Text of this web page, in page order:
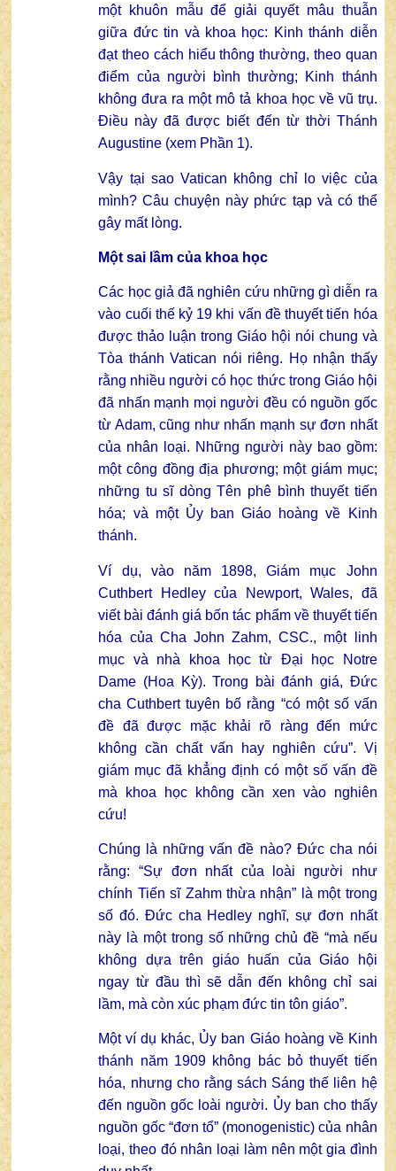
một khuôn mẫu để giải quyết mâu thuẫn
giữa đức tin và khoa học: Kinh thánh diễn
đạt theo cách hiểu thông thường, theo quan
điểm của người bình thường; Kinh thánh
không đưa ra một mô tả khoa học về vũ trụ.
Điều này đã được biết đến từ thời Thánh
Augustine (xem Phần 1).
Vậy tại sao Vatican không chỉ lo việc của
mình? Câu chuyện này phức tạp và có thể
gây mất lòng.
Một sai lầm của khoa học
Các học giả đã nghiên cứu những gì diễn ra
vào cuối thế kỷ 19 khi vấn đề thuyết tiến hóa
được thảo luận trong Giáo hội nói chung và
Tòa thánh Vatican nói riêng. Họ nhận thấy
rằng nhiều người có học thức trong Giáo hội
đã nhấn mạnh mọi người đều có nguồn gốc
từ Adam, cũng như nhấn mạnh sự đơn nhất
của nhân loại. Những người này bao gồm:
một công đồng địa phương; một giám mục;
những tu sĩ dòng Tên phê bình thuyết tiến
hóa; và một Ủy ban Giáo hoàng về Kinh
thánh.
Ví dụ, vào năm 1898, Giám mục John
Cuthbert Hedley của Newport, Wales, đã
viết bài đánh giá bốn tác phẩm về thuyết tiến
hóa của Cha John Zahm, CSC., một linh
mục và nhà khoa học từ Đại học Notre
Dame (Hoa Kỳ). Trong bài đánh giá, Đức
cha Cuthbert tuyên bố rằng “có một số vấn
đề đã được mặc khải rõ ràng đến mức
không cần chất vấn hay nghiên cứu”. Vị
giám mục đã khẳng định có một số vấn đề
mà khoa học không cần xen vào nghiên
cứu!
Chúng là những vấn đề nào? Đức cha nói
rằng: “Sự đơn nhất của loài người như
chính Tiến sĩ Zahm thừa nhận” là một trong
số đó. Đức cha Hedley nghĩ, sự đơn nhất
này là một trong số những chủ đề “mà nếu
không dựa trên giáo huấn của Giáo hội
ngay từ đầu thì sẽ dẫn đến không chỉ sai
lầm, mà còn xúc phạm đức tin tôn giáo”.
Một ví dụ khác, Ủy ban Giáo hoàng về Kinh
thánh năm 1909 không bác bỏ thuyết tiến
hóa, nhưng cho rằng sách Sáng thế liên hệ
đến nguồn gốc loài người. Ủy ban cho thấy
nguồn gốc “đơn tổ” (monogenistic) của nhân
loại, theo đó nhân loại làm nên một gia đình